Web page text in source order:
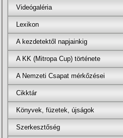
Videógaléria
Lexikon
A kezdetektől napjainkig
A KK (Mitropa Cup) története
A Nemzeti Csapat mérkőzései
Cikktár
Könyvek, füzetek, újságok
Szerkesztőség